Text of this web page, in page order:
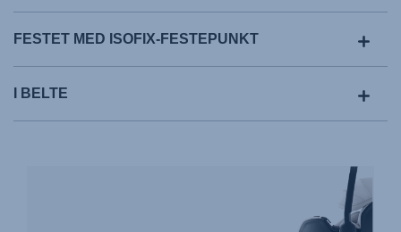
FESTET MED ISOFIX-FESTEPUNKT
I BELTE